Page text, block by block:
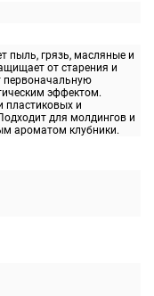
пыль, грязь, масляные и
от старения и
первоначальную
эффектом.
пластиковых и
для молдингов и
ароматом клубники.